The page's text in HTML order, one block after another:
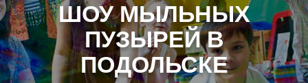
ШОУ МЫЛЬНЫХ
ПУЗЫРЕЙ В
ПОДОЛЬСКЕ